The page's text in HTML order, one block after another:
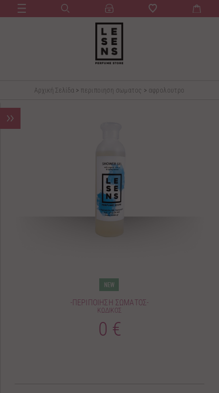
Αρχική Σελίδα > περιποιηση σωματος > αφρολουτρο
-ΠΕΡΙΠΟΙΗΣΗ ΣΩΜΑΤΟΣ-
ΚΩΔΙΚΟΣ
0 €